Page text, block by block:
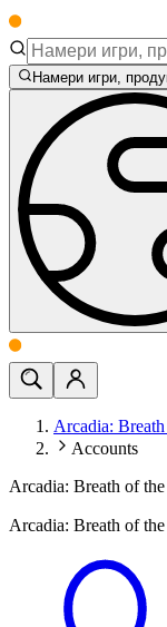
Намери игри,
Arcadia:
Accounts
Arcadia: Breath of
Arcadia: Breath of